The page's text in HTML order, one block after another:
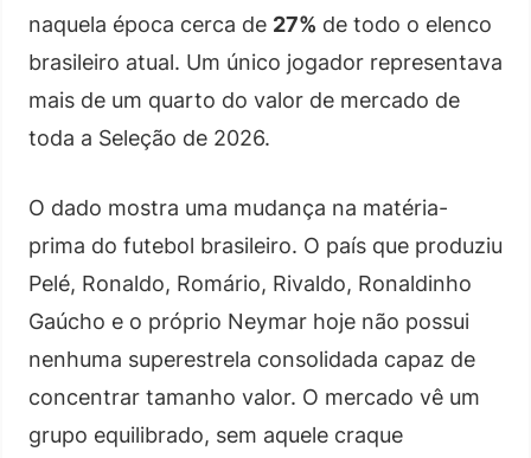
naquela época cerca de 27% de todo o elenco
brasileiro atual. Um único jogador representava
mais de um quarto do valor de mercado de
toda a Seleção de 2026.
O dado mostra uma mudança na matéria-
prima do futebol brasileiro. O país que produziu
Pelé, Ronaldo, Romário, Rivaldo, Ronaldinho
Gaúcho e o próprio Neymar hoje não possui
nenhuma superestrela consolidada capaz de
concentrar tamanho valor. O mercado vê um
grupo equilibrado, sem aquele craque